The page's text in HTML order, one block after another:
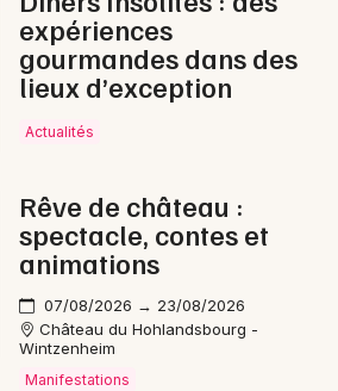
loisirs
expériences
gourmandes dans des
lieux d’exception
Actualités
Rêve de château :
spectacle, contes et
animations
07/08/2026 → 23/08/2026
Château du Hohlandsbourg -
Wintzenheim
Manifestations